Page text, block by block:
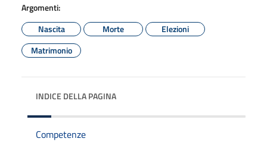
Argomenti:
Nascita
Morte
Elezioni
Matrimonio
INDICE DELLA PAGINA
Competenze